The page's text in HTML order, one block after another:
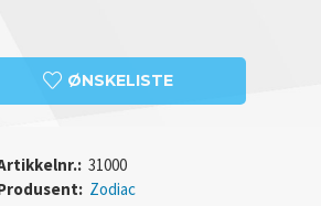
ØNSKELISTE
31000
Zodiac